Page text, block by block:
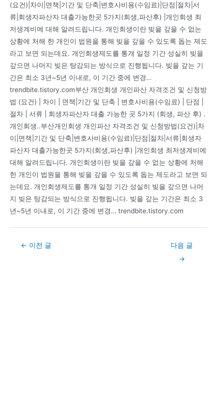
(요건)|차이|면책|기간 및 단축|변호사비용(수임료)|단점|절차|서
류|회생자파산자 대출가능한곳 5가지(회생,파산후) |개인회생 최
저생계비에 대해 알려드립니다. 개인회생이란 빚을 갚을 수 없는
상황에 처해 한 개인이 법원을 통해 빚을 갚을 수 있도록 돕는 제도
라고 보면 되는데요. 개인회생제도를 통개 일정 기간 성실히 빚을
갚으면 나머지 빚은 탕감되는 방식으로 진행됩니다. 빚을 갚는 기
간은 최소 3년~5년 이내로, 이 기간 중에 변경…
trendbite.tistory.com부산 개인회생 개인파산 자격조건 및 신청방
법 (요건) | 차이 | 면책|기간 및 단축 | 변호사비용(수임료) | 단점 |
절차 | 서류 | 회생자파산자 대출 가능한 곳 5가지 (회생, 파산 후) .
개인회생..부산개인회생 개인파산 자격조건 및 신청방법(요건)|차
이|면책|기간 및 단축|변호사비용(수임료)|단점|절차|서류|회생자
파산자 대출가능한곳 5가지(회생,파산후) |개인회생 최저생계비에
대해 알려드립니다. 개인회생이란 빚을 갚을 수 없는 상황에 처해
한 개인이 법원을 통해 빚을 갚을 수 있도록 돕는 제도라고 보면 되
는데요. 개인회생제도를 통개 일정 기간 성실히 빚을 갚으면 나머
지 빚은 탕감되는 방식으로 진행됩니다. 빚을 갚는 기간은 최소 3
년~5년 이내로, 이 기간 중에 변경… trendbite.tistory.com
Post← 이전 글
다음 글
→